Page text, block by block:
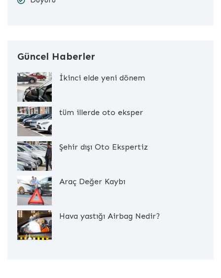
Güncel Haberler
İkinci elde yeni dönem
tüm illerde oto eksper
Şehir dışı Oto Ekspertiz
Araç Değer Kaybı
Hava yastığı Airbag Nedir?